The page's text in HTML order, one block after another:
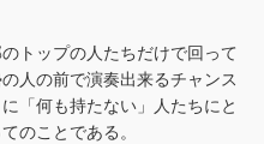
トップの人たちだけで回って
人の前で演奏出来るチャンス
「何も持たない」人たちにと
のことである。